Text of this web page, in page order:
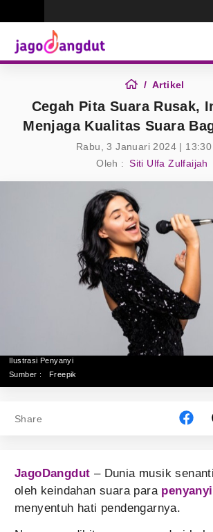
Artikel
Cegah Pita Suara Rusak,
Menjaga Kualitas Suara
Rabu, 3 Januari 2024 | 13:30
Oleh : Siti Ulfa Zulfaijah
Ilustrasi Penyanyi
Sumber :
Freepik
Share
JagoDangdut – Dunia musik
oleh keindahan suara para penyanyi
menyentuh hati pendengarnya.